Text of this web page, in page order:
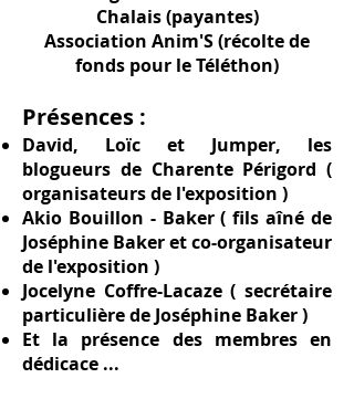
Chalais (payantes)
Association Anim'S (récolte de
fonds pour le Téléthon)
Présences :
David, Loïc et Jumper, les
blogueurs de Charente Périgord (
organisateurs de l'exposition )
Akio Bouillon - Baker ( fils aîné de
Joséphine Baker et co-organisateur
de l'exposition )
Jocelyne Coffre-Lacaze ( secrétaire
particulière de Joséphine Baker )
Et la présence des membres en
dédicace ...